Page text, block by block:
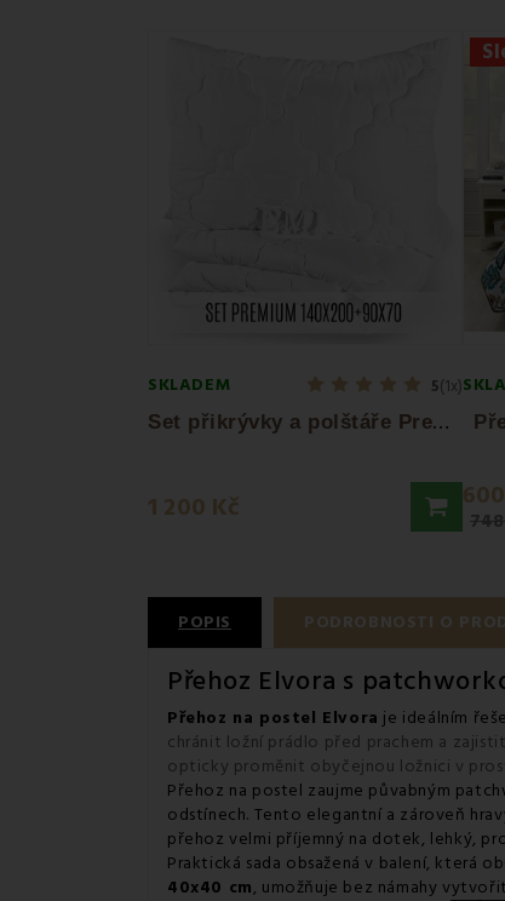
SKLADEM 5(1x)
S
et přikrývky a polštáře Premium 140x200...
1 200 Kč
POPIS PODROBNOSTI O
Přehoz Elvora s
Přehoz na postel Elvora je ideálním
chránit ložní prádlo před prachem a
opticky proměnit obyčejnou ložnici v
Přehoz na postel zaujme půvabným
odstínech. Tento elegantní a zároveň
přehoz velmi příjemný na dotek, lehký,
Praktická sada obsažená v balení, která
40x40 cm, umožňuje bez námahy